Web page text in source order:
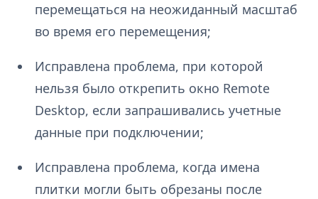
перемещаться на неожиданный масштаб
во время его перемещения;
Исправлена проблема, при которой
нельзя было открепить окно Remote
Desktop, если запрашивались учетные
данные при подключении;
Исправлена проблема, когда имена
плитки могли быть обрезаны после